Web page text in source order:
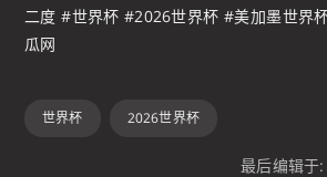
二度 #世界杯 #2026世界杯 #美加墨世界
瓜网
世界杯 2026世界杯
最后编辑于